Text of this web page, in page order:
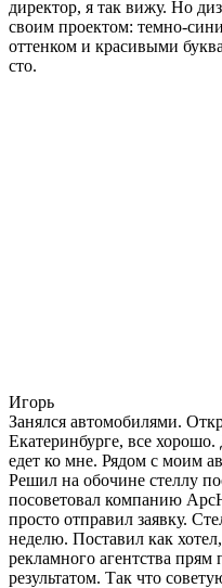
директор, я так вижу. Но
своим проектом: темно-
оттенком и красивыми
сто.
Игорь
Занялся автомобилями.
Екатеринбурге, все
едет ко мне. Рядом с моим
Решил на обочине стеллу
посоветовал компанию
просто отправил заявку.
неделю. Поставил как
рекламного агентства прям
результатом. Так что